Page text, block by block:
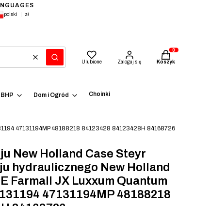
polski zł
WyczyśćSzukaj Ulubione Zaloguj się
Produkty w
Koszyk
Dom i Ogród Choinki
47131194MP 48188218 84123428 84123428H 84168726
New Holland Case Steyr
hydraulicznego New Holland
Farmall JX Luxxum Quantum
47131194MP 48188218